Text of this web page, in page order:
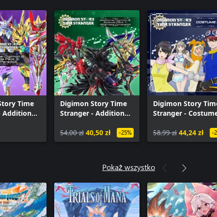
Time
Additional
ParadoX
Digimon Story Time
Stranger - Additional
Pack 1: Alternate
Dimension
54,00 zł 40,50 zł -25%
Digimon Story
Stranger -
58,99 zł 44,24 zł -
Pokaż wszystko